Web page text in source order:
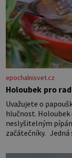
epochalnisvet.cz
Holoubek pro
Uvažujete o
hlučnost.
neslyšitelným
začátečníky. Jedná
zbytky semínek